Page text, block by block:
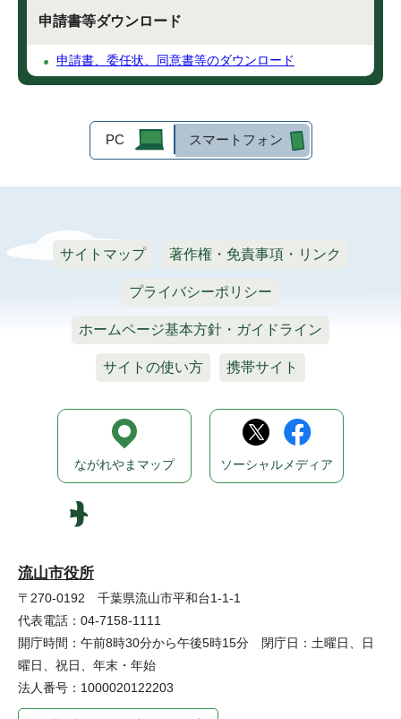
申請書等ダウンロード
申請書、委任状、同意書等のダウンロード
PC スマートフォン
サイトマップ 著作権・免責事項・リンク
プライバシーポリシー
ホームページ基本方針・ガイドライン
サイトの使い方 携帯サイト
流山市役所
〒270-0192 千葉県流山市平和台1-1-1
代表電話：04-7158-1111
開庁時間：午前8時30分から午後5時15分 閉庁日：土曜日、日
曜日、祝日、年末・年始
法人番号：1000020122203
ながれやまマップ ソーシャルメディア